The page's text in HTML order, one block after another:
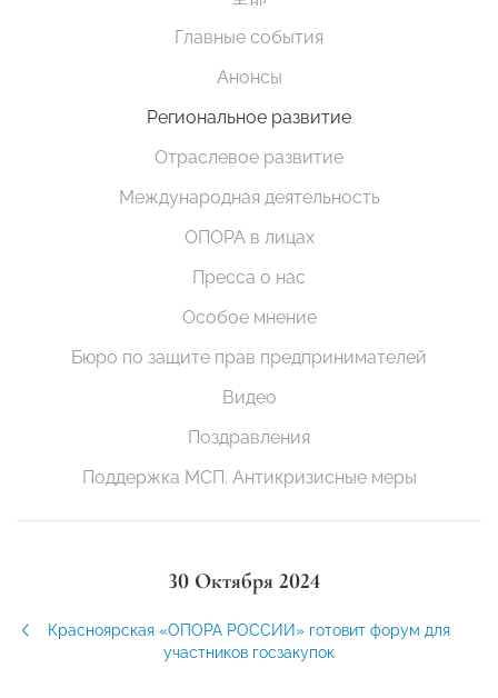
Главные события
Анонсы
Региональное развитие
Отраслевое развитие
Международная деятельность
ОПОРА в лицах
Пресса о нас
Особое мнение
Бюро по защите прав предпринимателей
Видео
Поздравления
Поддержка МСП. Антикризисные меры
30 Октября 2024
Красноярская «ОПОРА РОССИИ» готовит форум для
участников госзакупок